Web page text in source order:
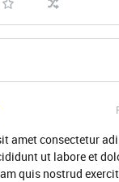
amet consectetur
ut labore et
quis nostrud